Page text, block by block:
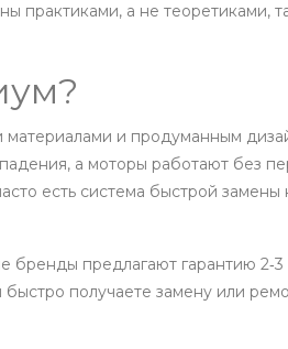
практиками, а не теоретиками,
и продуманным
а моторы работают без
есть система быстрой замены
предлагают гарантию 2‑3
получаете замену или